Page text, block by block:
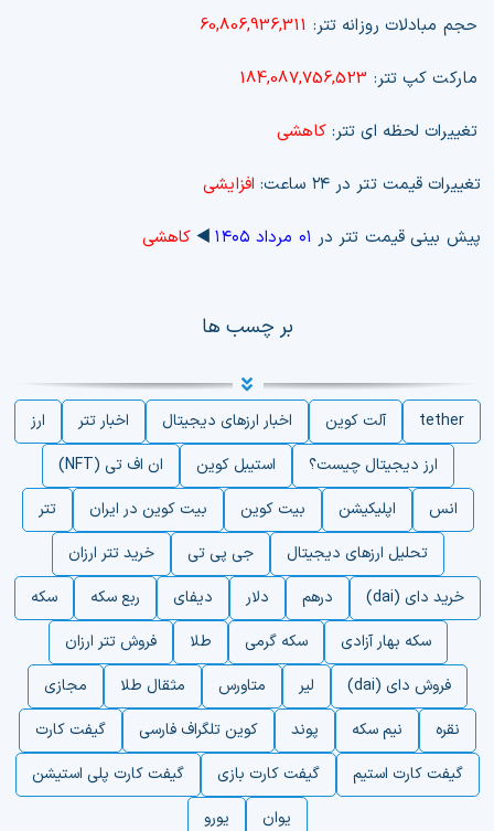
حجم مبادلات روزانه تتر: 60,806,936,311
مارکت کپ تتر: 184,087,756,523
تغییرات لحظه ای تتر:کاهشی
تغییرات قیمت تتر در ۲۴ ساعت: افزایشی
پیش بینی قیمت تتر در ۰۱ مرداد ۱۴۰۵ ◀️ کاهشی
بر چسب ها
tether آلت کوین اخبار ارزهای دیجیتال اخبار تتر
ارز
ارز دیجیتال چیست؟
استیبل کوین
ان اف تی (NFT)
انس
اپلیکیشن بیت کوین بیت کوین در ایران
تتر
تحلیل ارزهای دیجیتال
جی پی تی
خرید تتر ارزان
خرید دای (dai)
درهم دلار دیفای ربع سکه
سکه
سکه بهار آزادی
سکه گرمی طلا
فروش تتر ارزان
فروش دای (dai)
لیر متاورس مثقال طلا
مجازی
نقره
نیم سکه پوند کوین تلگراف فارسی
گیفت کارت
گیفت کارت استیم
گیفت کارت بازی
گیفت کارت پلی استیشن
یوان
یورو